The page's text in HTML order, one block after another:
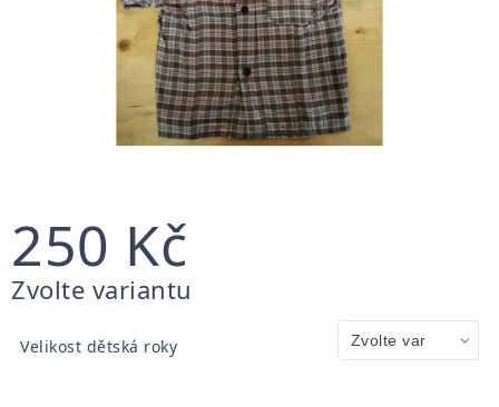
250 Kč
Měrná
Zvolte variantu
Velikost dětská roky